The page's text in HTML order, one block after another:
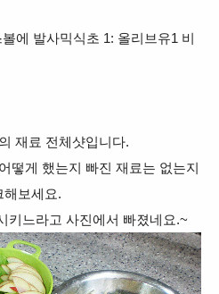
에 발사믹식초 1: 올리브유1 비
재료 전체샷입니다.
떻게 했는지 빠진 재료는 없는지
해보세요.
키느라고 사진에서 빠졌네요.~